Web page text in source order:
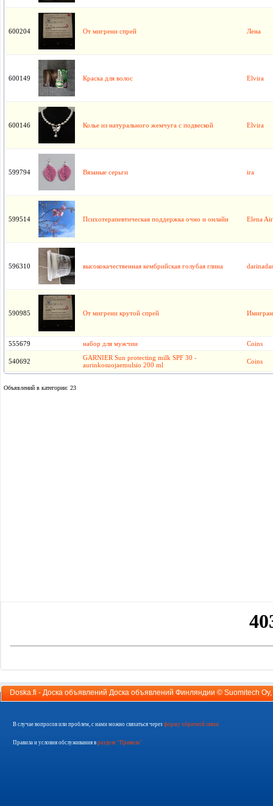
600204 От мигрени спрей Лена
600149 Краска для волос Elvira
600146 Колье из натурального жемчуга с подвеской Elvira
599794 Вязаные серьги ira
599514 Психотерапевтическая поддержка очно и онлайн Elena
596310 высококачественная кембрийская голубая глина
590985 От мигрени крутой спрей Имигран
555679 набор для мужчин Coins
540692
GARNIER Sun protecting milk SPF 30 -
aurinkosuojaemulsio 200 ml
Coins
Объявлений в категории: 23
Doska.fi - Доска объявлений Доска объявлений Финляндии © Suomitech Oy
В случае вопросов или проблем, с нами можно связаться через форму обратной связи
Правила и условия обслуживания в разделе "Правила"